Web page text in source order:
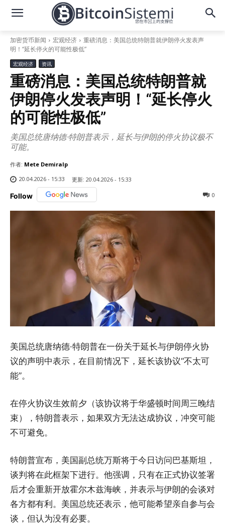
加密货币新闻 宏观经济
重磅消息：美国总统特朗普就伊朗停火发表声
明！“延长停火的可能性极低”
宏观经济 资讯
重磅消息：美国总统特朗普就
伊朗停火发表声明！“延长停火
的可能性极低”
美国总统唐纳德·特朗普表示，延长与伊朗的停火协议极不
可能。
作者: Mete Demiralp
20.04.2026 - 15:33
更新: 20.04.2026 - 15:33
Follow 0
美国总统唐纳德·特朗普在一份关于延长与伊朗停火协
议的声明中表示，在目前情况下，延长该协议“不太可
能”。
在停火协议生效前夕（该协议将于华盛顿时间周三晚结
束），特朗普表示，如果双方无法达成协议，冲突可能
不可避免。
特朗普宣布，美国副总统万斯将于今日访问巴基斯坦，
谈判将在此框架下进行。他强调，只有在正式协议签署
后才会重新开放霍尔木兹海峡，并表示与伊朗的会谈对
各方都有利。美国总统还表示，他可能希望亲自参与会
谈，但认为没有必要。